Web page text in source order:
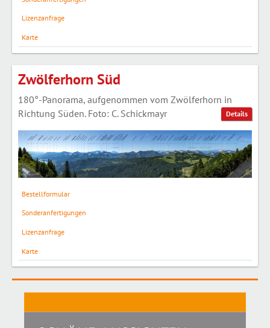
Lizenzanfrage
Karte
Details
Zwölferhorn Süd
180°-Panorama, aufgenommen vom Zwölferhorn in
Richtung Süden. Foto: C. Schickmayr
Bestellformular
Sonderanfertigungen
Lizenzanfrage
Karte